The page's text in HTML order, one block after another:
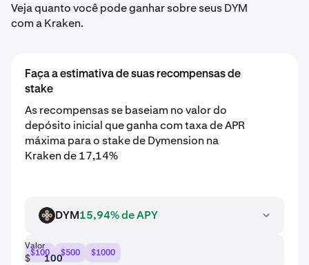
Veja quanto você pode ganhar sobre seus DYM
com a Kraken.
Faça a estimativa de suas recompensas de
stake
As recompensas se baseiam no valor do
depósito inicial que ganha com taxa de APR
máxima para o stake de Dymension na
Kraken de 17,14%
DYM DYM15,94% de APY
Valor
$$100 $500 $1000